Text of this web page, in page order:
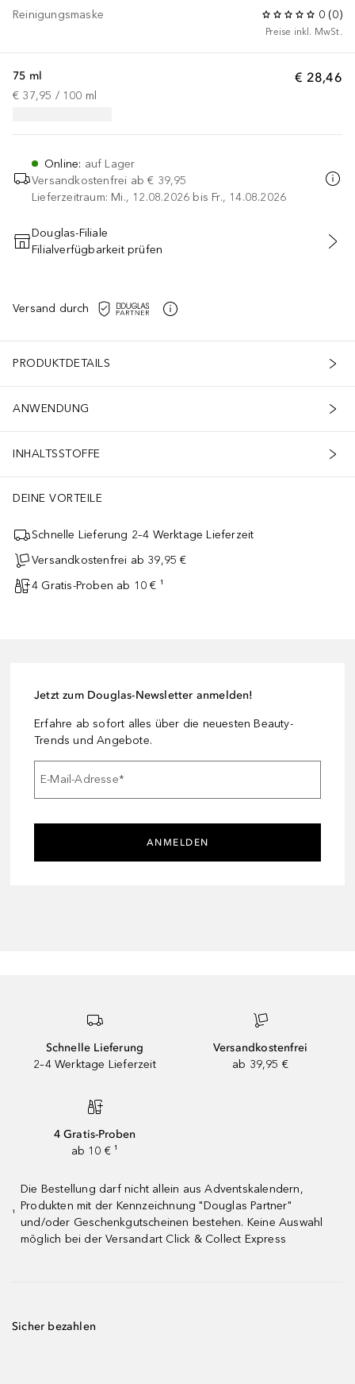
Reinigungsmaske 0 (0)
Preise inkl. MwSt.
€ 28,46
75 ml
€ 37,95 / 100 ml
Online: auf Lager
Versandkostenfrei ab € 39,95
Lieferzeitraum: Mi., 12.08.2026 bis Fr., 14.08.2026
IN DEN WARENKORB
Douglas-Filiale
Filialverfügbarkeit prüfen
Versand durch
PRODUKTDETAILS
ANWENDUNG
INHALTSSTOFFE
DEINE VORTEILE
Schnelle Lieferung 2–4 Werktage Lieferzeit
Versandkostenfrei ab 39,95 €
4 Gratis-Proben ab 10 € ¹
Jetzt zum Douglas-Newsletter anmelden!
Erfahre ab sofort alles über die neuesten Beauty-
Trends und Angebote.
E-Mail-Adresse*
ANMELDEN
Schnelle Lieferung
2–4 Werktage Lieferzeit
Versandkostenfrei
ab 39,95 €
4 Gratis-Proben
ab 10 € ¹
¹
Die Bestellung darf nicht allein aus Adventskalendern,
Produkten mit der Kennzeichnung "Douglas Partner"
und/oder Geschenkgutscheinen bestehen. Keine Auswahl
möglich bei der Versandart Click & Collect Express
Sicher bezahlen